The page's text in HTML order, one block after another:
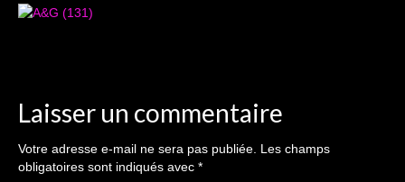
Mariages
The smash cake: 1 an / 2
Séance Noël
Laisser un commentaire
Votre adresse e-mail ne sera pas publiée. Les champs
obligatoires sont indiqués avec *